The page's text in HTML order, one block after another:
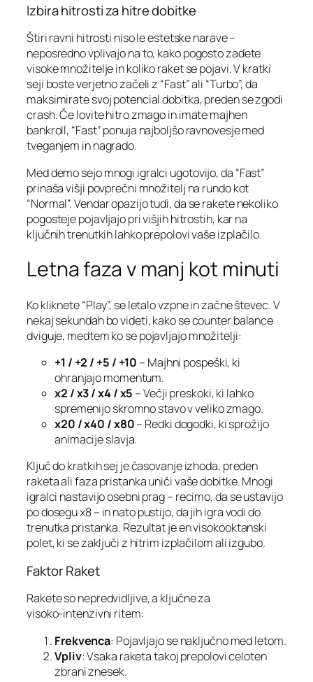
Izbira hitrosti za hitre dobitke
Štiri ravni hitrosti niso le estetske narave –
neposredno vplivajo na to, kako pogosto zadete
visoke množitelje in koliko raket se pojavi. V kratki
seji boste verjetno začeli z “Fast” ali “Turbo”, da
maksimirate svoj potencial dobitka, preden se zgodi
crash. Če lovite hitro zmago in imate majhen
bankroll, “Fast” ponuja najboljšo ravnovesje med
tveganjem in nagrado.
Med demo sejo mnogi igralci ugotovijo, da “Fast”
prinaša višji povprečni množitelj na rundo kot
“Normal”. Vendar opazijo tudi, da se rakete nekoliko
pogosteje pojavljajo pri višjih hitrostih, kar na
ključnih trenutkih lahko prepolovi vaše izplačilo.
Letna faza v manj kot minuti
Ko kliknete “Play”, se letalo vzpne in začne števec. V
nekaj sekundah bo videti, kako se counter balance
dviguje, medtem ko se pojavljajo množitelji:
+1 / +2 / +5 / +10 – Majhni pospeški, ki
ohranjajo momentum.
x2 / x3 / x4 / x5 – Večji preskoki, ki lahko
spremenijo skromno stavo v veliko zmago.
x20 / x40 / x80– Redki dogodki, ki sprožijo
animacije slavja.
Ključ do kratkih sej je časovanje izhoda, preden
raketa ali faza pristanka uniči vaše dobitke. Mnogi
igralci nastavijo osebni prag – recimo, da se ustavijo
po dosegu x8 – in nato pustijo, da jih igra vodi do
trenutka pristanka. Rezultat je en visokooktanski
polet, ki se zaključi z hitrim izplačilom ali izgubo.
Faktor Raket
Rakete so nepredvidljive, a ključne za
visoko‑intenzivni ritem:
Frekvenca: Pojavljajo se naključno med letom.
Vpliv: Vsaka raketa takoj prepolovi celoten
zbrani znesek.